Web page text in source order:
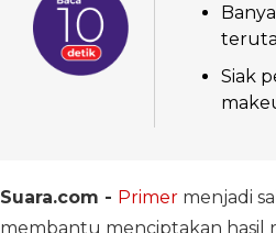
Siak
Suara.com - Primermenjadi
membantu menciptakan hasil